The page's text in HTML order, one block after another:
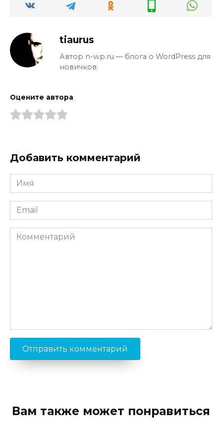
tiaurus
Автор n-wp.ru — блога о WordPress для
новичков.
Оцените автора
Добавить комментарий
Имя
*
Email
*
Комментарий
Вам также может понравиться